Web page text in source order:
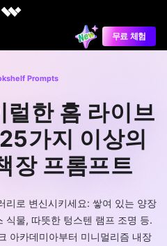
무료 체험
Prompts
한 홈 라이브
가지 이상의
장 프롬프트
리로 변신시키세요: 쌓여 있는 양장
식물, 따뜻한 텅스텐 램프 조명 등.
아카데미아부터 미니멀리즘 내장